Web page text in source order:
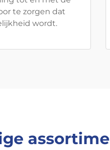
te zorgen dat
wordt.